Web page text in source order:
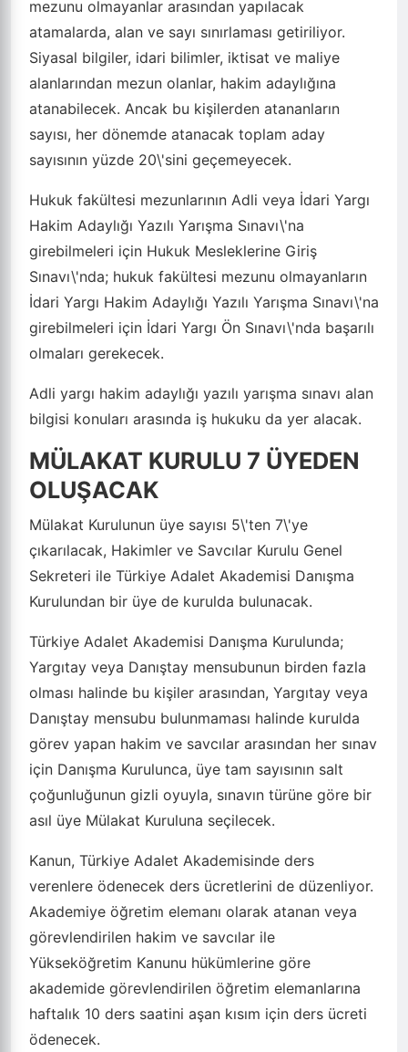
mezunu olmayanlar arasından yapılacak
atamalarda, alan ve sayı sınırlaması getiriliyor.
Siyasal bilgiler, idari bilimler, iktisat ve maliye
alanlarından mezun olanlar, hakim adaylığına
atanabilecek. Ancak bu kişilerden atananların
sayısı, her dönemde atanacak toplam aday
sayısının yüzde 20\'sini geçemeyecek.
Hukuk fakültesi mezunlarının Adli veya İdari Yargı
Hakim Adaylığı Yazılı Yarışma Sınavı\'na
girebilmeleri için Hukuk Mesleklerine Giriş
Sınavı\'nda; hukuk fakültesi mezunu olmayanların
İdari Yargı Hakim Adaylığı Yazılı Yarışma Sınavı\'na
girebilmeleri için İdari Yargı Ön Sınavı\'nda başarılı
olmaları gerekecek.
Adli yargı hakim adaylığı yazılı yarışma sınavı alan
bilgisi konuları arasında iş hukuku da yer alacak.
MÜLAKAT KURULU 7 ÜYEDEN
OLUŞACAK
Mülakat Kurulunun üye sayısı 5\'ten 7\'ye
çıkarılacak, Hakimler ve Savcılar Kurulu Genel
Sekreteri ile Türkiye Adalet Akademisi Danışma
Kurulundan bir üye de kurulda bulunacak.
Türkiye Adalet Akademisi Danışma Kurulunda;
Yargıtay veya Danıştay mensubunun birden fazla
olması halinde bu kişiler arasından, Yargıtay veya
Danıştay mensubu bulunmaması halinde kurulda
görev yapan hakim ve savcılar arasından her sınav
için Danışma Kurulunca, üye tam sayısının salt
çoğunluğunun gizli oyuyla, sınavın türüne göre bir
asıl üye Mülakat Kuruluna seçilecek.
Kanun, Türkiye Adalet Akademisinde ders
verenlere ödenecek ders ücretlerini de düzenliyor.
Akademiye öğretim elemanı olarak atanan veya
görevlendirilen hakim ve savcılar ile
Yükseköğretim Kanunu hükümlerine göre
akademide görevlendirilen öğretim elemanlarına
haftalık 10 ders saatini aşan kısım için ders ücreti
ödenecek.